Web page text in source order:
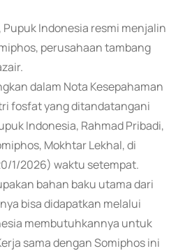
Indonesia resmi menjalin
perusahaan tambang
dalam Nota Kesepahaman
fosfat yang ditandatangani
Indonesia, Rahmad Pribadi,
Mokhtar Lekhal, di
1/2026) waktu setempat.
bahan baku utama dari
bisa didapatkan melalui
membutuhkannya untuk
sama dengan Somiphos ini